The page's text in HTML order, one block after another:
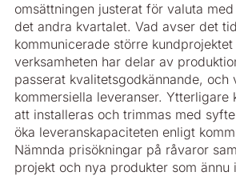
omsättningen justerat för valuta
det andra kvartalet. Vad avser det
kommunicerade större
verksamheten har delar av
passerat kvalitetsgodkännande, och
kommersiella leveranser. Ytterligare
att installeras och trimmas med
öka leveranskapaciteten enligt
Nämnda prisökningar på råvaror
projekt och nya produkter som ännu